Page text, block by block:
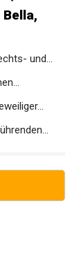
und...